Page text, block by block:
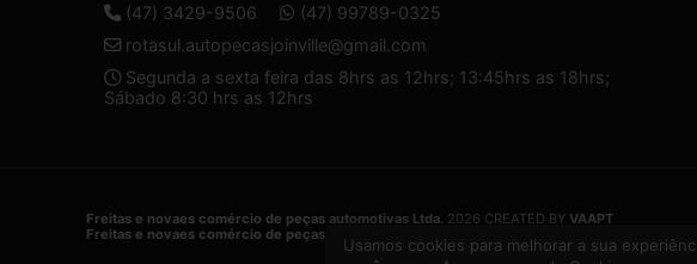
(47) 3429-9506
(47) 99789-0325
rotasul.autopecasjoinville@gmail.com
Segunda a sexta feira das 8hrs as 12hrs; 13:45hrs as 18hrs;
Sábado 8:30 hrs as 12hrs
Freitas e novaes comércio de peças automotivas Ltda. 2026 CREATED BY VAAPT
Freitas e novaes comércio de peças automotivas Ltda.
Usamos cookies para melhorar a sua